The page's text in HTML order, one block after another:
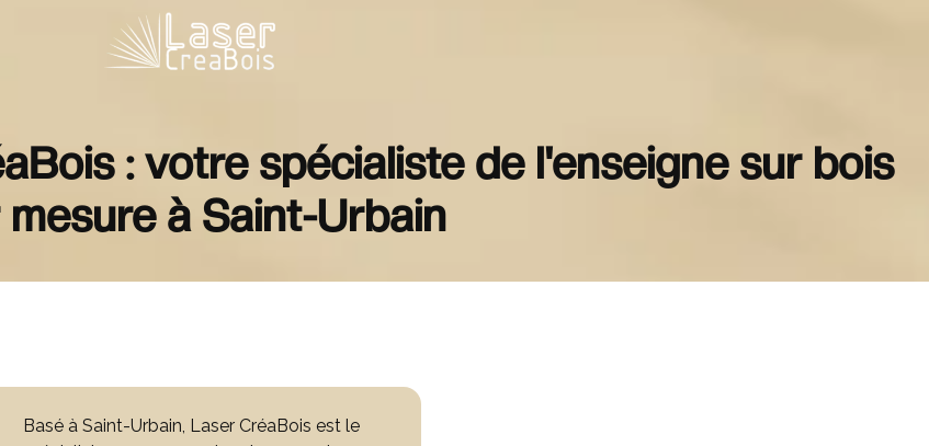
: votre spécialiste de l'enseigne sur bois
à Saint-Urbain
Basé à Saint-Urbain, Laser CréaBois est le